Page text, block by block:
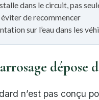
dans le circuit, pas
de recommencer
sur l’eau dans les
dépose
n’est pas conçu